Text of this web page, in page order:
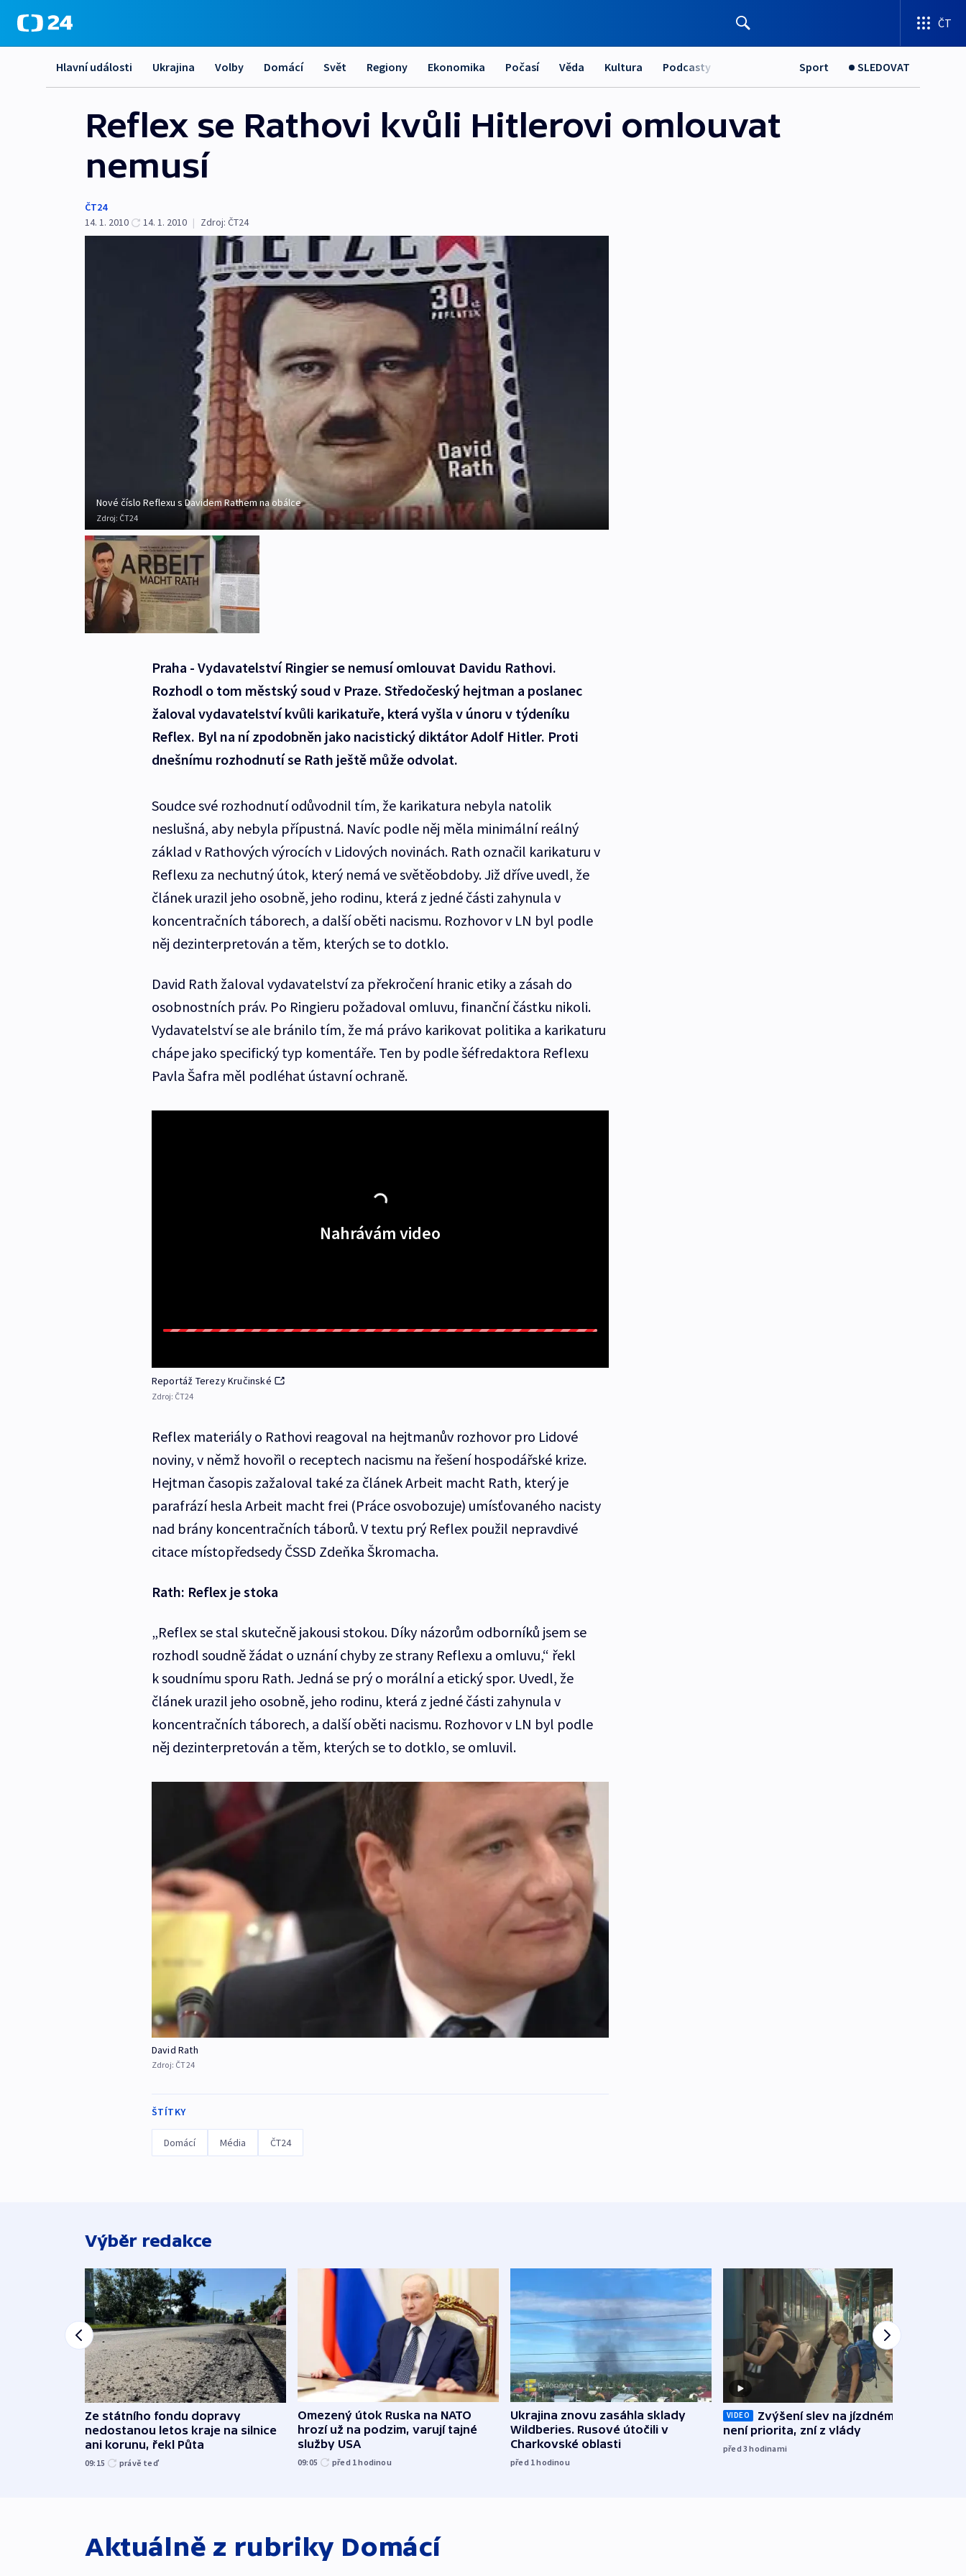
ČT
Hlavní události Ukrajina Volby Domácí Svět Regiony Ekonomika Počasí Věda Kultura Podcasty Sport SLEDOVAT
Reflex se Rathovi kvůli Hitlerovi omlouvat
nemusí
ČT24
14. 1. 2010
14. 1. 2010 | Zdroj: ČT24
Nové číslo Reflexu s Davidem Rathem na obálce
Zdroj: ČT24
Praha - Vydavatelství Ringier se nemusí omlouvat Davidu Rathovi.
Rozhodl o tom městský soud v Praze. Středočeský hejtman a poslanec
žaloval vydavatelství kvůli karikatuře, která vyšla v únoru v týdeníku
Reflex. Byl na ní zpodobněn jako nacistický diktátor Adolf Hitler. Proti
dnešnímu rozhodnutí se Rath ještě může odvolat.
Soudce své rozhodnutí odůvodnil tím, že karikatura nebyla natolik
neslušná, aby nebyla přípustná. Navíc podle něj měla minimální reálný
základ v Rathových výrocích v Lidových novinách. Rath označil karikaturu v
Reflexu za nechutný útok, který nemá ve světěobdoby. Již dříve uvedl, že
článek urazil jeho osobně, jeho rodinu, která z jedné části zahynula v
koncentračních táborech, a další oběti nacismu. Rozhovor v LN byl podle
něj dezinterpretován a těm, kterých se to dotklo.
David Rath žaloval vydavatelství za překročení hranic etiky a zásah do
osobnostních práv. Po Ringieru požadoval omluvu, finanční částku nikoli.
Vydavatelství se ale bránilo tím, že má právo karikovat politika a karikaturu
chápe jako specifický typ komentáře. Ten by podle šéfredaktora Reflexu
Pavla Šafra měl podléhat ústavní ochraně.
Nahrávám video
Reportáž Terezy Kručinské
Zdroj: ČT24
Reflex materiály o Rathovi reagoval na hejtmanův rozhovor pro Lidové
noviny, v němž hovořil o receptech nacismu na řešení hospodářské krize.
Hejtman časopis zažaloval také za článek Arbeit macht Rath, který je
parafrází hesla Arbeit macht frei (Práce osvobozuje) umísťovaného nacisty
nad brány koncentračních táborů. V textu prý Reflex použil nepravdivé
citace místopředsedy ČSSD Zdeňka Škromacha.
Rath: Reflex je stoka
„Reflex se stal skutečně jakousi stokou. Díky názorům odborníků jsem se
rozhodl soudně žádat o uznání chyby ze strany Reflexu a omluvu,“ řekl
k soudnímu sporu Rath. Jedná se prý o morální a etický spor. Uvedl, že
článek urazil jeho osobně, jeho rodinu, která z jedné části zahynula v
koncentračních táborech, a další oběti nacismu. Rozhovor v LN byl podle
něj dezinterpretován a těm, kterých se to dotklo, se omluvil.
David Rath
Zdroj: ČT24
ŠTÍTKY
Domácí Média ČT24
Výběr redakce
Ze státního fondu dopravy
nedostanou letos kraje na silnice
ani korunu, řekl Půta
09:15 právě teď
Omezený útok Ruska na NATO
hrozí už na podzim, varují tajné
služby USA
09:05 před 1hodinou
Ukrajina znovu zasáhla sklady
Wildberies. Rusové útočili v
Charkovské oblasti
před 1hodinou
VIDEO
Zvýšení slev na jízdném teď
není priorita, zní z vlády
před 3hodinami
Aktuálně z rubriky Domácí